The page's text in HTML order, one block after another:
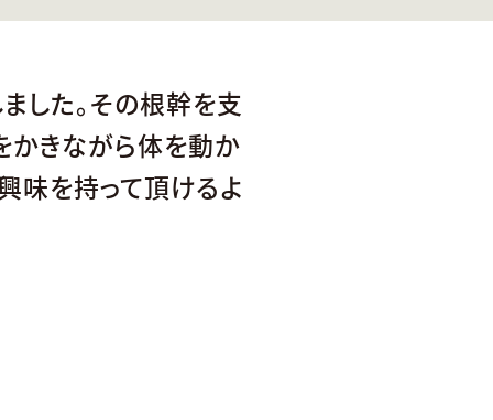
した。その根幹を支
かきながら体を動か
味を持って頂けるよ